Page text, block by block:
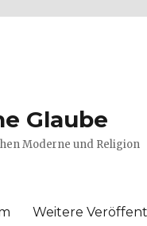
Glaube
Moderne und Religion
Weitere